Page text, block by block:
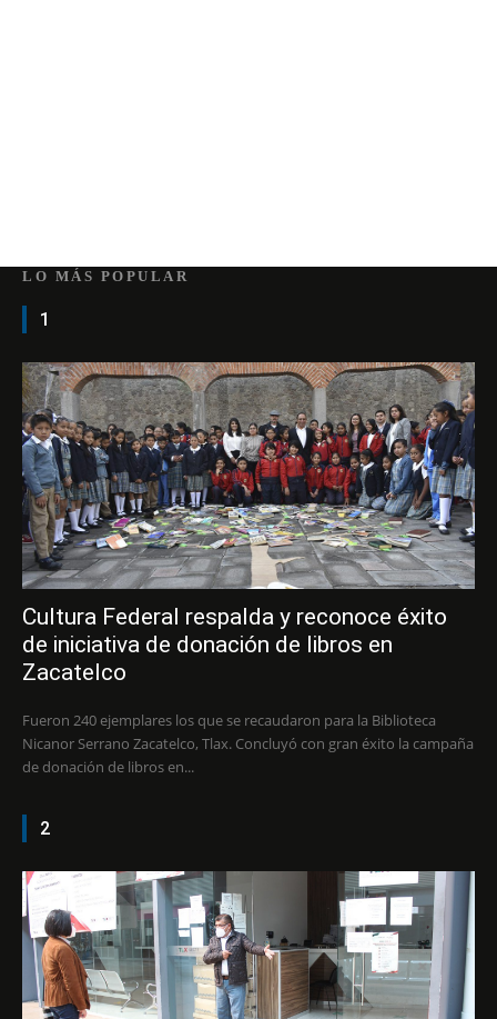
LO MÁS POPULAR
1
Cultura Federal respalda y reconoce éxito
de iniciativa de donación de libros en
Zacatelco
Fueron 240 ejemplares los que se recaudaron para la Biblioteca
Nicanor Serrano Zacatelco, Tlax. Concluyó con gran éxito la campaña
de donación de libros en...
2